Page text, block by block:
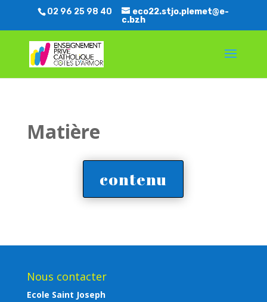
02 96 25 98 40
eco22.stjo.plemet@e-
c.bzh
Matière
contenu
Nous contacter
Ecole Saint Joseph